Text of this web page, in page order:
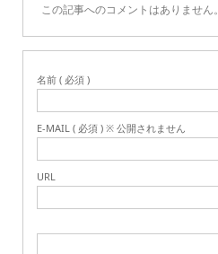
この記事へのコメントはありません。
名前 ( 必須 )
E-MAIL ( 必須 ) ※ 公開されません
URL